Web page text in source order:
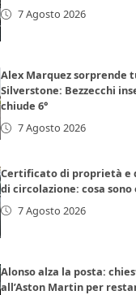
7 Agosto 2026
Alex Marquez sorprende
Silverstone: Bezzecchi
chiude 6°
7 Agosto 2026
Certificato di proprietà e
di circolazione: cosa
7 Agosto 2026
Alonso alza la posta:
all’Aston Martin per